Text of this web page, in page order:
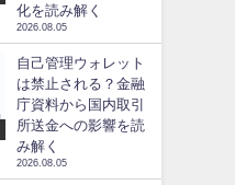
化を読み解く
2026.08.05
自己管理ウォレット
は禁止される？金融
庁資料から国内取引
所送金への影響を読
み解く
2026.08.05